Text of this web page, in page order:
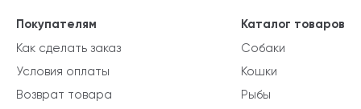
Каталог товаров
Собаки
Кошки
Рыбы
Покупателям
Как сделать заказ
Условия оплаты
Возврат товара